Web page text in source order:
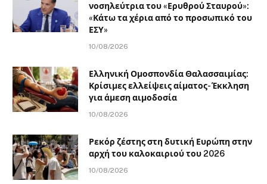
νοσηλεύτρια του «Ερυθρού Σταυρού»:
«Κάτω τα χέρια από το προσωπικό του
ΕΣΥ»
10/08/2026
Ελληνική Ομοσπονδία Θαλασσαιμίας:
Κρίσιμες ελλείψεις αίματος- Έκκληση
για άμεση αιμοδοσία
10/08/2026
Ρεκόρ ζέστης στη δυτική Ευρώπη στην
αρχή του καλοκαιριού του 2026
10/08/2026